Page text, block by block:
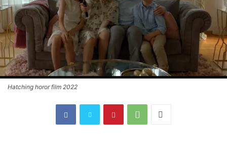
Hatching horor film 2022